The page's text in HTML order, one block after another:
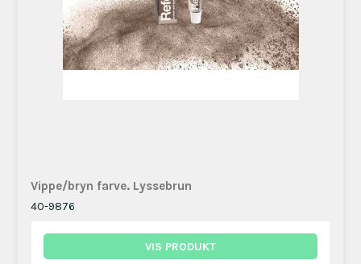
Vippe/bryn farve. Lyssebrun
40-9876
VIS PRODUKT